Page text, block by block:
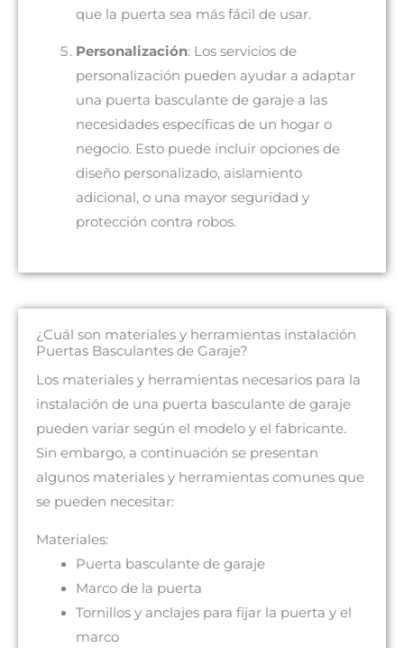
que la puerta sea más fácil de usar.
Personalización: Los servicios de
personalización pueden ayudar a adaptar
una puerta basculante de garaje a las
necesidades específicas de un hogar o
negocio. Esto puede incluir opciones de
diseño personalizado, aislamiento
adicional, o una mayor seguridad y
protección contra robos.
¿Cuál son materiales y herramientas instalación
Puertas Basculantes de Garaje?
Los materiales y herramientas necesarios para la
instalación de una puerta basculante de garaje
pueden variar según el modelo y el fabricante.
Sin embargo, a continuación se presentan
algunos materiales y herramientas comunes que
se pueden necesitar:
Materiales:
Puerta basculante de garaje
Marco de la puerta
Tornillos y anclajes para fijar la puerta y el
marco